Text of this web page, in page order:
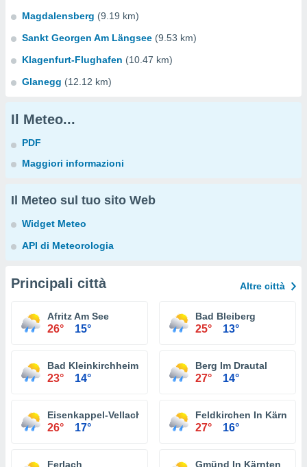
Magdalensberg (9.19 km)
Sankt Georgen Am Längsee (9.53 km)
Klagenfurt-Flughafen (10.47 km)
Glanegg (12.12 km)
Il Meteo...
PDF
Maggiori informazioni
Il Meteo sul tuo sito Web
Widget Meteo
API di Meteorologia
Principali città Altre città
Afritz Am See
26° 15°
Bad Bleiberg
25° 13°
Bad Kleinkirchheim
23° 14°
Berg Im Drautal
27° 14°
Eisenkappel-Vellach
26° 17°
Feldkirchen In Kärnten
27° 16°
Ferlach Gmünd In Kärnten